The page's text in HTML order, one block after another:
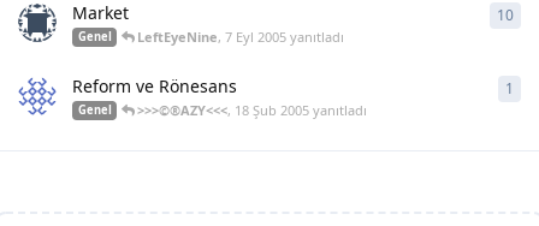
Market
Genel LeftEyeNine,7 Eyl 2005 yanıtladı
10
Reform ve Rönesans
Genel >>>©®AZY<<<, 18 Şub 2005 yanıtladı
1